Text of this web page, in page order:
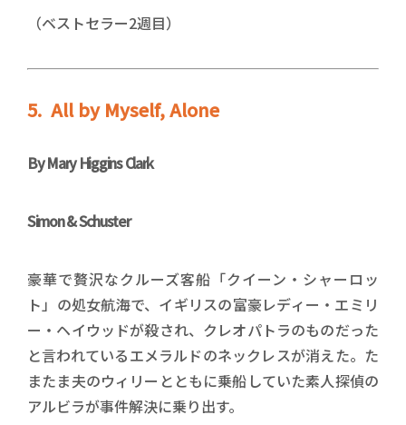
（ベストセラー2週目）
5. All by Myself, Alone
ByMary Higgins Clark
Simon & Schuster
豪華で贅沢なクルーズ客船「クイーン・シャーロッ
ト」の処女航海で、イギリスの富豪レディー・エミリ
ー・ヘイウッドが殺され、クレオパトラのものだった
と言われているエメラルドのネックレスが消えた。た
またま夫のウィリーとともに乗船していた素人探偵の
アルビラが事件解決に乗り出す。